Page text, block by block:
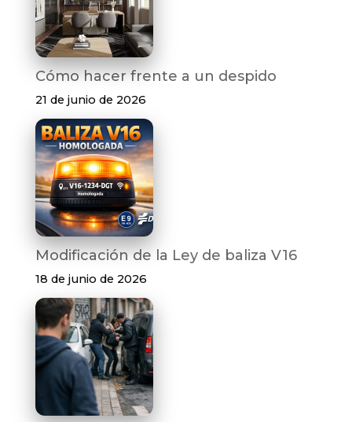
Cómo hacer frente a un despido
21 de junio de 2026
Modificación de la Ley de baliza V16
18 de junio de 2026